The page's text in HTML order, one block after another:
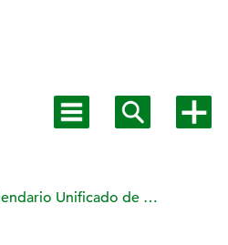
Mostrar
menú
Mostrar
buscadormás
Control de acceso a Calendario Unificado de ONCE